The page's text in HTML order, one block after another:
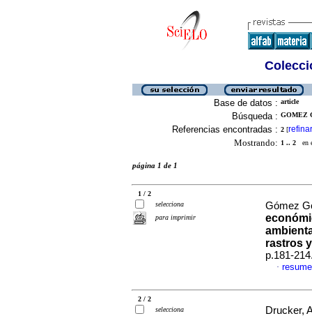
Base de datos : article
Búsqueda : GOMEZ
Referencias encontradas : 2 [refinar
Mostrando: 1 .. 2 en
página 1 de 1
1 / 2
selecciona
para imprimir
Gómez
rastros
p.181-
·
2 / 2
selecciona
Drucker,